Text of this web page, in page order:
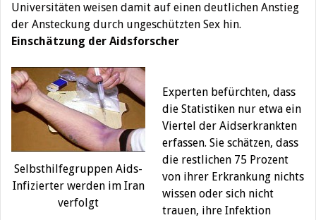
Universitäten weisen damit auf einen deutlichen Anstieg
der Ansteckung durch ungeschützten Sex hin.
Einschätzung der Aidsforscher
Selbsthilfegruppen Aids-
Infizierter werden im Iran
verfolgt
Experten befürchten, dass
die Statistiken nur etwa ein
Viertel der Aidserkrankten
erfassen. Sie schätzen, dass
die restlichen 75 Prozent
von ihrer Erkrankung nichts
wissen oder sich nicht
trauen, ihre Infektion